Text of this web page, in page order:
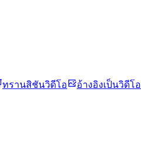
ทรานสิชันวิดีโอ อ้างอิงเป็นวิดีโอ